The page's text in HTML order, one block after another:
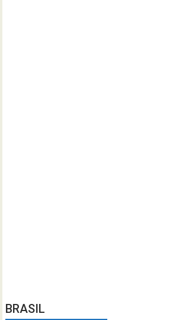
BRASIL